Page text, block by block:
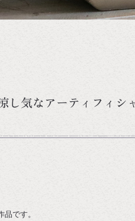
し気なアーティフィシ
です。